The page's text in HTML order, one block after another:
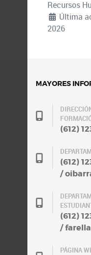
Recursos
Última
2026
MAYORES
(612)
(612)
/
(612)
/
PÁGINA